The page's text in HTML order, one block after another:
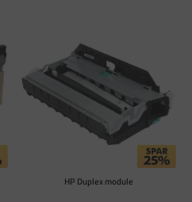
HP Duplex module